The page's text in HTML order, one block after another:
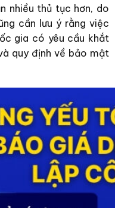
nhiều thủ tục hơn, do
cần lưu ý rằng việc
gia có yêu cầu khắt
quy định về bảo mật